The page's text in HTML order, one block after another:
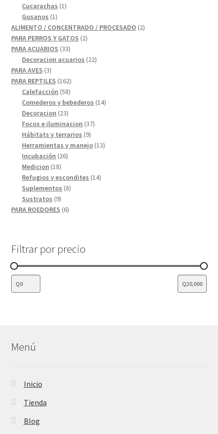
producto
Cucarachas 11
Gusanos 11
producto
ALIMENTO / CONCENTRADO / PROCESADO 22
PARA PERROS Y GATOS 22
PARA ACUARIOS 3333
productos
Decoracion acuarios 2222
PARA AVES 33
productos
PARA REPTILES 162162
productos
Calefacción 5858
productos
Comederos y bebederos 1414
Decoracion 2323
productos
Focos e iluminacion 3737
Hábitats y terrarios 99
productos
Herramientas y manejo 1313
Incubación 2626
Medicion 1818
productos
Refugios y escondites 1414
Suplementos 88
Sustratos 99
productos
PARA ROEDORES 66
Filtrar por precio
Menú
Inicio
Tienda
Blog